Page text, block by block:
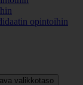
opintoihin
valikkotaso